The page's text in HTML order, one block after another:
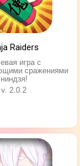
Raiders
игра с
сражениями
ниндзя!
v. 2.0.2